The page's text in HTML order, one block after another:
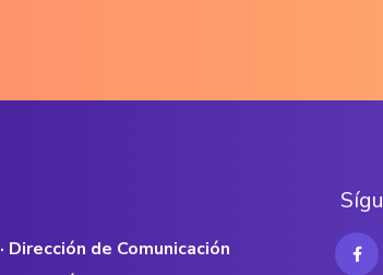
· Dirección de Comunicación
Sígu